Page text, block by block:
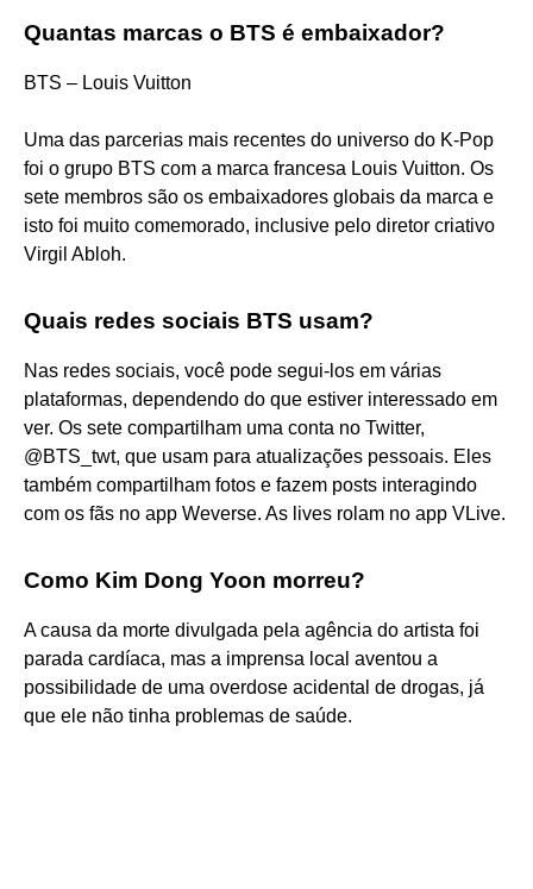
Quantas marcas o BTS é embaixador?
BTS – Louis Vuitton
Uma das parcerias mais recentes do universo do K-Pop
foi o grupo BTS com a marca francesa Louis Vuitton. Os
sete membros são os embaixadores globais da marca e
isto foi muito comemorado, inclusive pelo diretor criativo
Virgil Abloh.
Quais redes sociais BTS usam?
Nas redes sociais, você pode segui-los em várias
plataformas, dependendo do que estiver interessado em
ver. Os sete compartilham uma conta no Twitter,
@BTS_twt, que usam para atualizações pessoais. Eles
também compartilham fotos e fazem posts interagindo
com os fãs no app Weverse. As lives rolam no app VLive.
Como Kim Dong Yoon morreu?
A causa da morte divulgada pela agência do artista foi
parada cardíaca, mas a imprensa local aventou a
possibilidade de uma overdose acidental de drogas, já
que ele não tinha problemas de saúde.